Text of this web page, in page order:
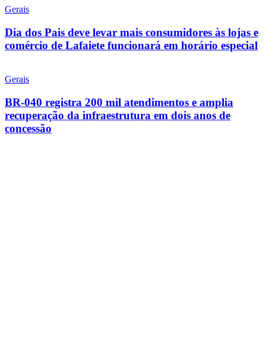
Gerais
Dia dos Pais deve levar mais consumidores às lojas e
comércio de Lafaiete funcionará em horário especial
Gerais
BR-040 registra 200 mil atendimentos e amplia
recuperação da infraestrutura em dois anos de
concessão